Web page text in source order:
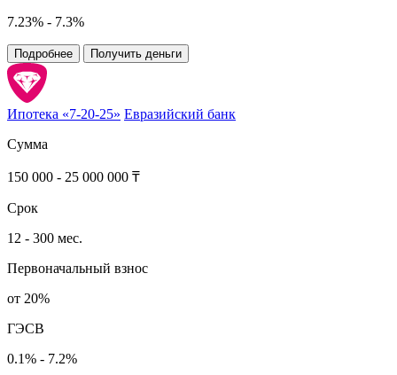
7.23% - 7.3%
Подробнее Получить деньги
Ипотека «7-20-25» Евразийский банк
Сумма
150 000 - 25 000 000 ₸
Срок
12 - 300 мес.
Первоначальный взнос
от 20%
ГЭСВ
0.1% - 7.2%